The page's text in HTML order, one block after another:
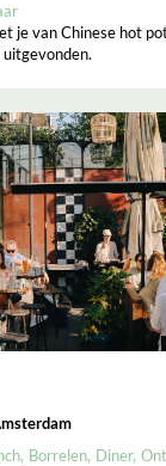
je van Chinese hot
Borrelen Diner